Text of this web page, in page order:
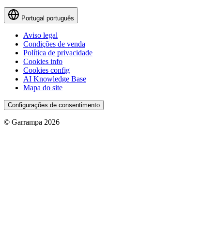
Portugal português
Aviso legal
Condições de venda
Política de privacidade
Cookies info
Cookies config
AI Knowledge Base
Mapa do site
Configurações de consentimento
© Garrampa 2026